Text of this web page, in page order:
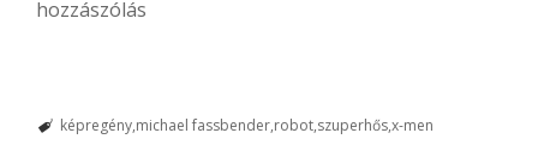
hozzászólás
képregény michael fassbender robot szuperhősx-men